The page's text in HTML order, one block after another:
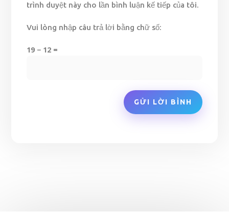
trình duyệt này cho lần bình luận kế tiếp của tôi.
Vui lòng nhập câu trả lời bằng chữ số:
19 − 12 =
GỬI LỜI BÌNH